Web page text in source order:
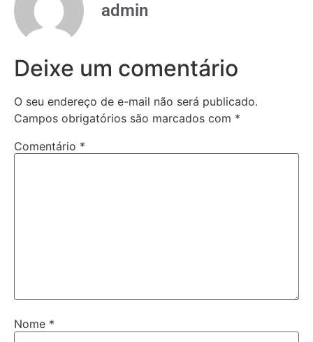
admin
Deixe um comentário
O seu endereço de e-mail não será publicado.
Campos obrigatórios são marcados com *
Comentário *
Nome *